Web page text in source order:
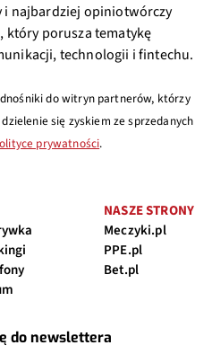
i najbardziej opiniotwórczy
który porusza tematykę
technologii i fintechu.
do witryn partnerów, którzy
się zyskiem ze sprzedanych
prywatności.
NASZE STRONY
Meczyki.pl
PPE.pl
Bet.pl
do newslettera